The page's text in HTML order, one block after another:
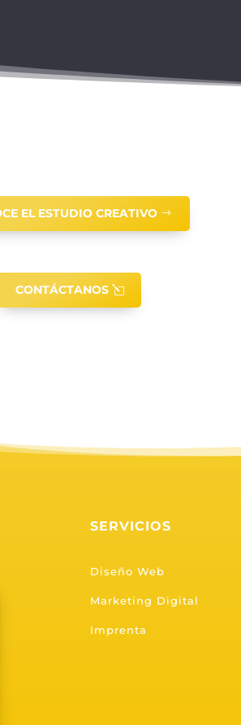
EL ESTUDIO CREATIVO
CONTÁCTANOS
SERVICIOS
Diseño Web
Marketing Digital
Imprenta